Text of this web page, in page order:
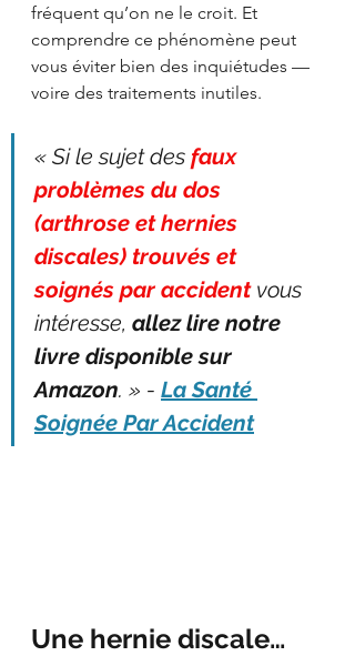
fréquent qu’on ne le croit. Et
comprendre ce phénomène peut
vous éviter bien des inquiétudes —
voire des traitements inutiles.
« Si le sujet des faux
problèmes du dos
(arthrose et hernies
discales) trouvés et
soignés par accident vous
intéresse, allez lire notre
livre disponible sur
Amazon. » - La Santé
Soignée Par Accident
Une hernie discale…